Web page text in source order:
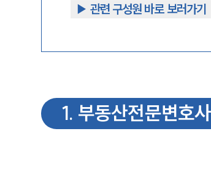
▶︎ 관련 구성원 바로 보러가기
1. 부동산전문변호